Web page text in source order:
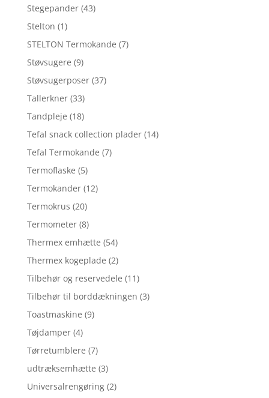
Stegepander (43)
Stelton (1)
STELTON Termokande (7)
Støvsugere (9)
Støvsugerposer (37)
Tallerkner (33)
Tandpleje (18)
Tefal snack collection plader (14)
Tefal Termokande (7)
Termoflaske (5)
Termokander (12)
Termokrus (20)
Termometer (8)
Thermex emhætte (54)
Thermex kogeplade (2)
Tilbehør og reservedele (11)
Tilbehør til borddækningen (3)
Toastmaskine (9)
Tøjdamper (4)
Tørretumblere (7)
udtræksemhætte (3)
Universalrengøring (2)